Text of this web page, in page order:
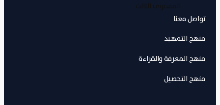
المستوى الثالث
تواصل معنا
منهج التمهيد
منهج المعرفة والقراءة
منهج التحصيل